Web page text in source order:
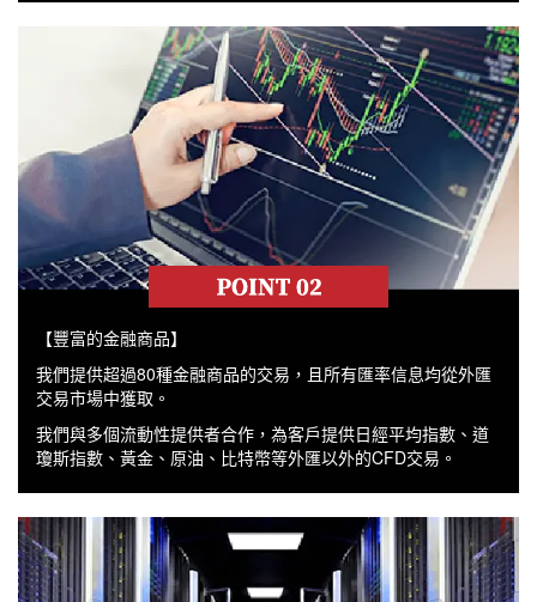
【豐富的金融商品】
我們提供超過80種金融商品的交易，且所有匯率信息均從外匯
交易市場中獲取。
我們與多個流動性提供者合作，為客戶提供日經平均指數、道
瓊斯指數、黃金、原油、比特幣等外匯以外的CFD交易。